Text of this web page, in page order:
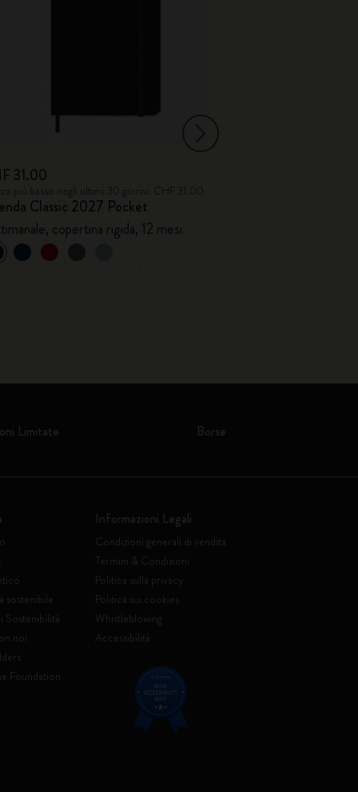
31.00
Classic 2027 Pocket
copertina rigida, 12 mesi
Limitate Borse
sostenibile
Sostenibilità
noi
Foundation
Informazioni Legali
Condizioni generali di vendita
Termini & Condizioni
Politica sulla privacy
Politica sui cookies
Whistleblowing
Accessibilità